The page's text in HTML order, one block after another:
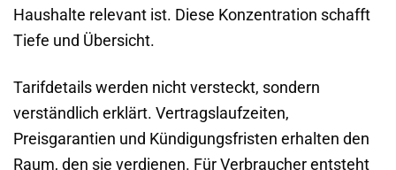
Haushalte relevant ist. Diese Konzentration schafft
Tiefe und Übersicht.
Tarifdetails werden nicht versteckt, sondern
verständlich erklärt. Vertragslaufzeiten,
Preisgarantien und Kündigungsfristen erhalten den
Raum, den sie verdienen. Für Verbraucher entsteht